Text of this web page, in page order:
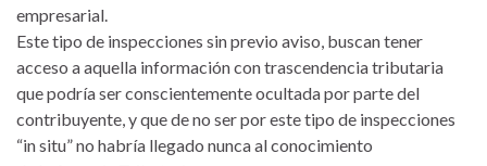
empresarial.
Este tipo de inspecciones sin previo aviso, buscan tener
acceso a aquella información con trascendencia tributaria
que podría ser conscientemente ocultada por parte del
contribuyente, y que de no ser por este tipo de inspecciones
“in situ” no habría llegado nunca al conocimiento